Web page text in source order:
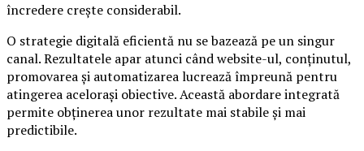
încredere crește considerabil.
O strategie digitală eficientă nu se bazează pe un singur
canal. Rezultatele apar atunci când website-ul, conținutul,
promovarea și automatizarea lucrează împreună pentru
atingerea acelorași obiective. Această abordare integrată
permite obținerea unor rezultate mai stabile și mai
predictibile.